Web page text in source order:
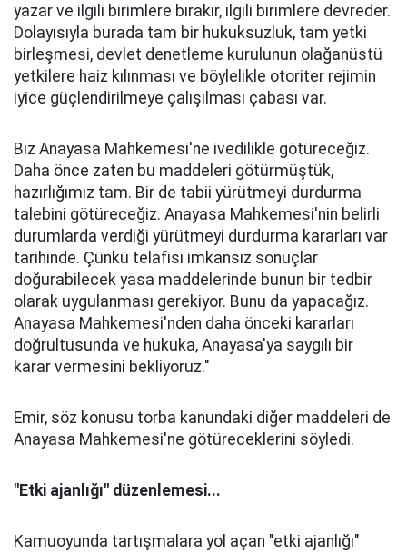
yazar ve ilgili birimlere bırakır, ilgili birimlere devreder.
Dolayısıyla burada tam bir hukuksuzluk, tam yetki
birleşmesi, devlet denetleme kurulunun olağanüstü
yetkilere haiz kılınması ve böylelikle otoriter rejimin
iyice güçlendirilmeye çalışılması çabası var.
Biz Anayasa Mahkemesi'ne ivedilikle götüreceğiz.
Daha önce zaten bu maddeleri götürmüştük,
hazırlığımız tam. Bir de tabii yürütmeyi durdurma
talebini götüreceğiz. Anayasa Mahkemesi'nin belirli
durumlarda verdiği yürütmeyi durdurma kararları var
tarihinde. Çünkü telafisi imkansız sonuçlar
doğurabilecek yasa maddelerinde bunun bir tedbir
olarak uygulanması gerekiyor. Bunu da yapacağız.
Anayasa Mahkemesi'nden daha önceki kararları
doğrultusunda ve hukuka, Anayasa'ya saygılı bir
karar vermesini bekliyoruz."
Emir, söz konusu torba kanundaki diğer maddeleri de
Anayasa Mahkemesi'ne götüreceklerini söyledi.
"Etki ajanlığı" düzenlemesi...
Kamuoyunda tartışmalara yol açan "etki ajanlığı"